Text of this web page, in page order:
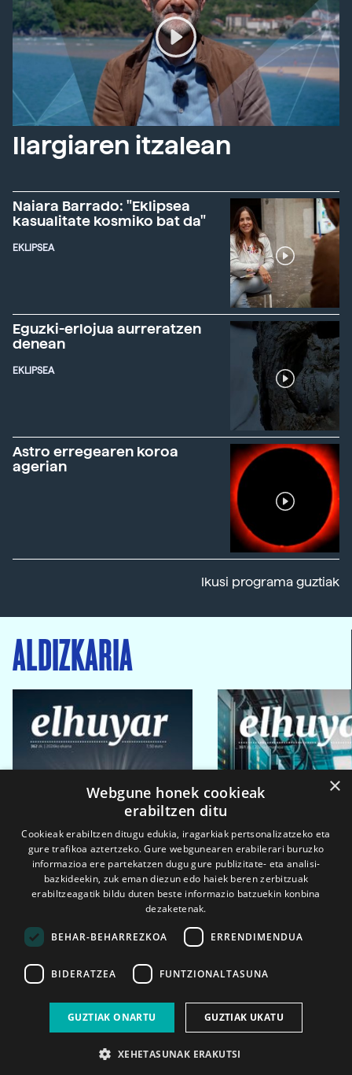
Ilargiaren itzalean
Naiara Barrado: "Eklipsea
kasualitate kosmiko bat da"
EKLIPSEA
Eguzki-erlojua aurreratzen
denean
EKLIPSEA
Astro erregearen koroa
agerian
Ikusi programa guztiak
ALDIZKARIA
2026ko eka. 1a 2026ko mar. 1a
×
Webgune honek cookieak
erabiltzen ditu
Cookieak erabiltzen ditugu edukia, iragarkiak pertsonalizatzeko eta
gure trafikoa aztertzeko. Gure webgunearen erabilerari buruzko
informazioa ere partekatzen dugu gure publizitate- eta analisi-
bazkideekin, zuk eman diezun edo haiek beren zerbitzuak
erabiltzeagatik bildu duten beste informazio batzuekin konbina
dezaketenak.
BEHAR-BEHARREZKOA ERRENDIMENDUA
BIDERATZEA FUNTZIONALTASUNA
GUZTIAK ONARTU GUZTIAK UKATU
XEHETASUNAK ERAKUTSI